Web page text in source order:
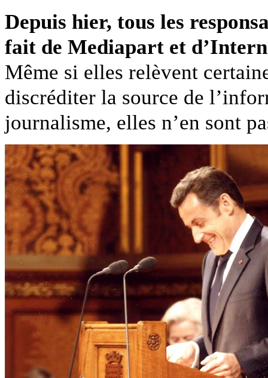
Depuis hier, tous les
fait de Mediapart et
Même si elles relèvent
discréditer la source de
journalisme, elles n’en sont